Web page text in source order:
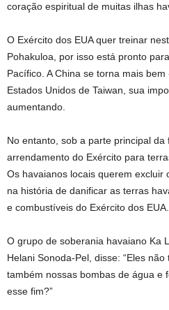
coração espiritual de muitas ilhas
O Exército dos EUA quer treinar
Pohakuloa, por isso está pronto
Pacífico. A China se torna mais
Estados Unidos de Taiwan, sua
aumentando.
No entanto, sob a parte principal
arrendamento do Exército para
Os havaianos locais querem excluir
na história de danificar as terras
e combustíveis do Exército dos EUA.
O grupo de soberania havaiano Ka
Helani Sonoda-Pel, disse: “Eles
também nossas bombas de água e
esse fim?”